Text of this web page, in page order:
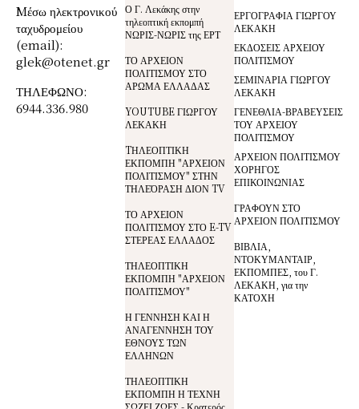
Mέσω ηλεκτρονικού
ταχυδρομείου
(email):
glek@otenet.gr
ΤΗΛΕΦΩΝΟ:
6944.336.980
Ο Γ. Λεκάκης στην
τηλεοπτική εκπομπή
ΝΩΡΙΣ-ΝΩΡΙΣ της ΕΡΤ
ΤΟ ΑΡΧΕΙΟΝ
ΠΟΛΙΤΙΣΜΟΥ ΣΤΟ
ΑΡΩΜΑ ΕΛΛΑΔΑΣ
YOUTUBE ΓΙΩΡΓΟΥ
ΛΕΚΑΚΗ
TΗΛΕΟΠΤΙΚΗ
ΕΚΠΟΜΠΗ "ΑΡΧΕΙΟΝ
ΠΟΛΙΤΙΣΜΟΥ" ΣΤΗΝ
ΤΗΛΕΌΡΑΣΗ ΔΙΟΝ TV
ΤΟ ΑΡΧΕΙΟΝ
ΠΟΛΙΤΙΣΜΟΥ ΣΤΟ E-TV
ΣΤΕΡΕΑΣ ΕΛΛΑΔΟΣ
ΤΗΛΕΟΠΤΙΚΗ
ΕΚΠΟΜΠΗ "ΑΡΧΕΙΟΝ
ΠΟΛΙΤΙΣΜΟΥ"
Η ΓΕΝΝΗΣΗ ΚΑΙ Η
ΑΝΑΓΕΝΝΗΣΗ ΤΟΥ
ΕΘΝΟΥΣ ΤΩΝ
ΕΛΛΗΝΩΝ
ΤΗΛΕΟΠΤΙΚΗ
ΕΚΠΟΜΠΗ Η ΤΕΧΝΗ
ΣΩΖΕΙ ΖΩΕΣ - Κρατερός
ΕΡΓΟΓΡΑΦΙΑ ΓΙΩΡΓΟΥ
ΛΕΚΑΚΗ
ΕΚΔΟΣΕΙΣ ΑΡΧΕΙΟΥ
ΠΟΛΙΤΙΣΜΟΥ
ΣΕΜΙΝΑΡΙΑ ΓΙΩΡΓΟΥ
ΛΕΚΑΚΗ
ΓΕΝΕΘΛΙΑ-ΒΡΑΒΕΥΣΕΙΣ
ΤΟΥ ΑΡΧΕΙΟΥ
ΠΟΛΙΤΙΣΜΟΥ
ΑΡΧΕΙΟΝ ΠΟΛΙΤΙΣΜΟΥ
ΧΟΡΗΓΟΣ
ΕΠΙΚΟΙΝΩΝΙΑΣ
ΓΡΑΦΟΥΝ ΣΤΟ
ΑΡΧΕΙΟΝ ΠΟΛΙΤΙΣΜΟΥ
ΒΙΒΛΙΑ,
ΝΤΟΚΥΜΑΝΤΑΙΡ,
ΕΚΠΟΜΠΕΣ, του Γ.
ΛΕΚΑΚΗ, για την
ΚΑΤΟΧΗ